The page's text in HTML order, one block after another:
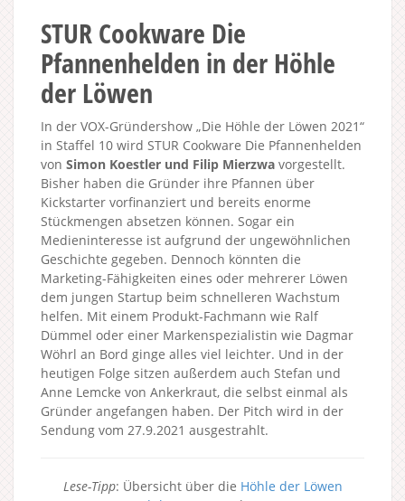
STUR Cookware Die
Pfannenhelden in der Höhle
der Löwen
In der VOX-Gründershow „Die Höhle der Löwen 2021“
in Staffel 10 wird STUR Cookware Die Pfannenhelden
von Simon Koestler und Filip Mierzwa vorgestellt.
Bisher haben die Gründer ihre Pfannen über
Kickstarter vorfinanziert und bereits enorme
Stückmengen absetzen können. Sogar ein
Medieninteresse ist aufgrund der ungewöhnlichen
Geschichte gegeben. Dennoch könnten die
Marketing-Fähigkeiten eines oder mehrerer Löwen
dem jungen Startup beim schnelleren Wachstum
helfen. Mit einem Produkt-Fachmann wie Ralf
Dümmel oder einer Markenspezialistin wie Dagmar
Wöhrl an Bord ginge alles viel leichter. Und in der
heutigen Folge sitzen außerdem auch Stefan und
Anne Lemcke von Ankerkraut, die selbst einmal als
Gründer angefangen haben. Der Pitch wird in der
Sendung vom 27.9.2021 ausgestrahlt.
Lese-Tipp: Übersicht über die Höhle der Löwen